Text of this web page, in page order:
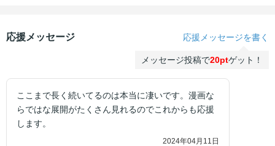
応援メッセージ 応援メッセージを書く
メッセージ投稿で20ptゲット！
ここまで長く続いてるのは本当に凄いです。漫画な
らではな展開がたくさん見れるのでこれからも応援
します。
2024年04月11日